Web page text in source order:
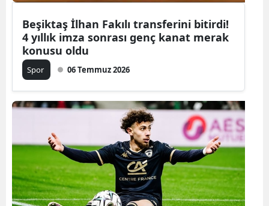
Beşiktaş İlhan Fakılı transferini bitirdi!
4 yıllık imza sonrası genç kanat merak
konusu oldu
Spor 06 Temmuz 2026